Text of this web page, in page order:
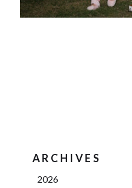
ARCHIVES
2026